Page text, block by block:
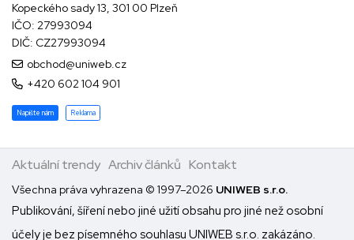
Kopeckého sady 13, 301 00 Plzeň
IČO: 27993094
DIČ: CZ27993094
obchod@uniweb.cz
+420 602 104 901
Napište nám Reklama
Aktuální trendy Archiv článků Kontakt
Všechna práva vyhrazena © 1997–2026 UNIWEB s.r.o.
Publikování, šíření nebo jiné užití obsahu pro jiné než osobní
účely je bez písemného souhlasu UNIWEB s.r.o. zakázáno.